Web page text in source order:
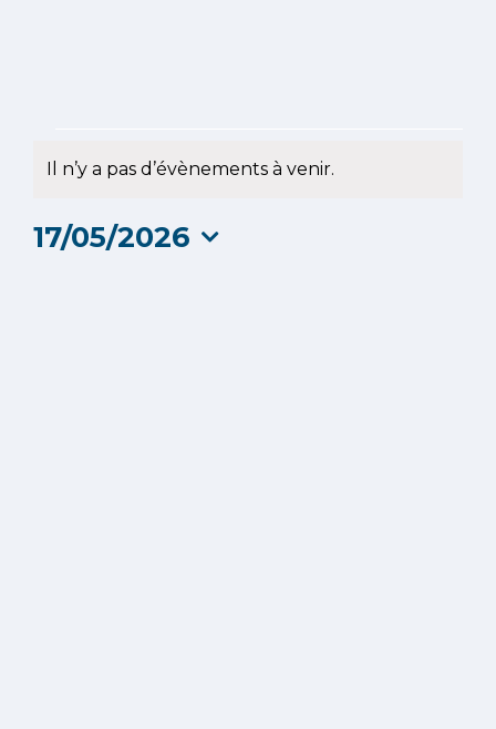
Évènements
17
Notice
Il n’y a pas d’évènements à venir.
17/05/2026